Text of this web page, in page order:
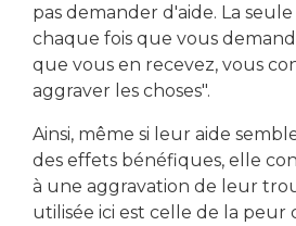
pas demander d'aide. La
chaque fois que vous
que vous en recevez, vous
aggraver les choses".
Ainsi, même si leur aide
des effets bénéfiques, elle
à une aggravation de leur
utilisée ici est celle de la peur